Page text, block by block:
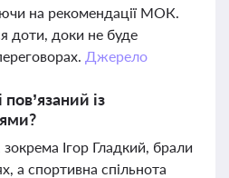
на рекомендації МОК.
доти, доки не буде
Джерело
із
Ігор Гладкий, брали
а спортивна спільнота